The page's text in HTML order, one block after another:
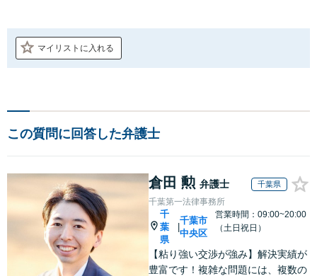
マイリストに入れる
この質問に回答した弁護士
倉田 勲 弁護士 千葉県
千葉第一法律事務所
千
葉
県
千葉市
中央区
営業時間：09:00~20:00
（土日祝日）
【粘り強い交渉が強み】解決実績が
豊富です！複雑な問題には、複数の